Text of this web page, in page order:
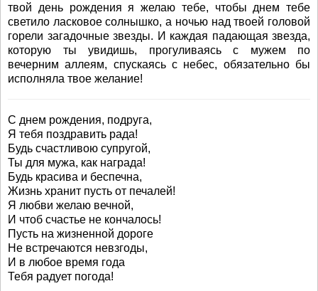
твой день рождения я желаю тебе, чтобы днем тебе
светило ласковое солнышко, а ночью над твоей головой
горели загадочные звезды. И каждая падающая звезда,
которую ты увидишь, прогуливаясь с мужем по
вечерним аллеям, спускаясь с небес, обязательно бы
исполняла твое желание!
С днем рождения, подруга,
Я тебя поздравить рада!
Будь счастливою супругой,
Ты для мужа, как награда!
Будь красива и беспечна,
Жизнь хранит пусть от печалей!
Я любви желаю вечной,
И чтоб счастье не кончалось!
Пусть на жизненной дороге
Не встречаются невзгоды,
И в любое время года
Тебя радует погода!